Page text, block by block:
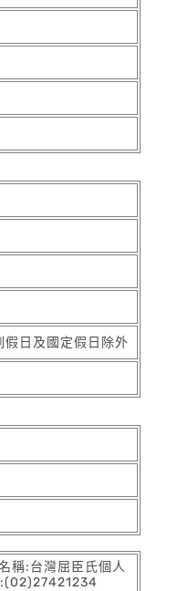
日及國定假日除外
稱:台灣屈臣氏個人
:(02)27421234